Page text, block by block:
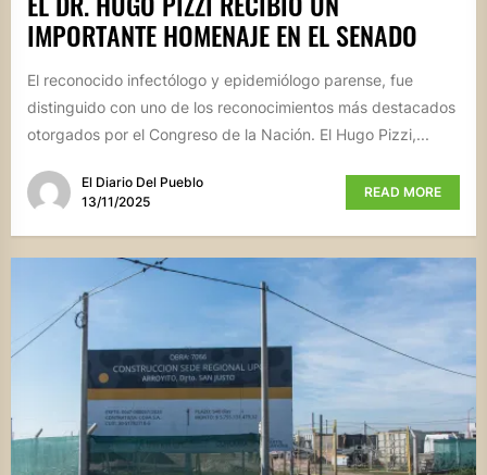
IMPORTANTE HOMENAJE EN EL SENADO
El reconocido infectólogo y epidemiólogo parense, fue
distinguido con uno de los reconocimientos más destacados
otorgados por el Congreso de la Nación. El Hugo Pizzi,...
El Diario Del Pueblo
13/11/2025
READ MORE